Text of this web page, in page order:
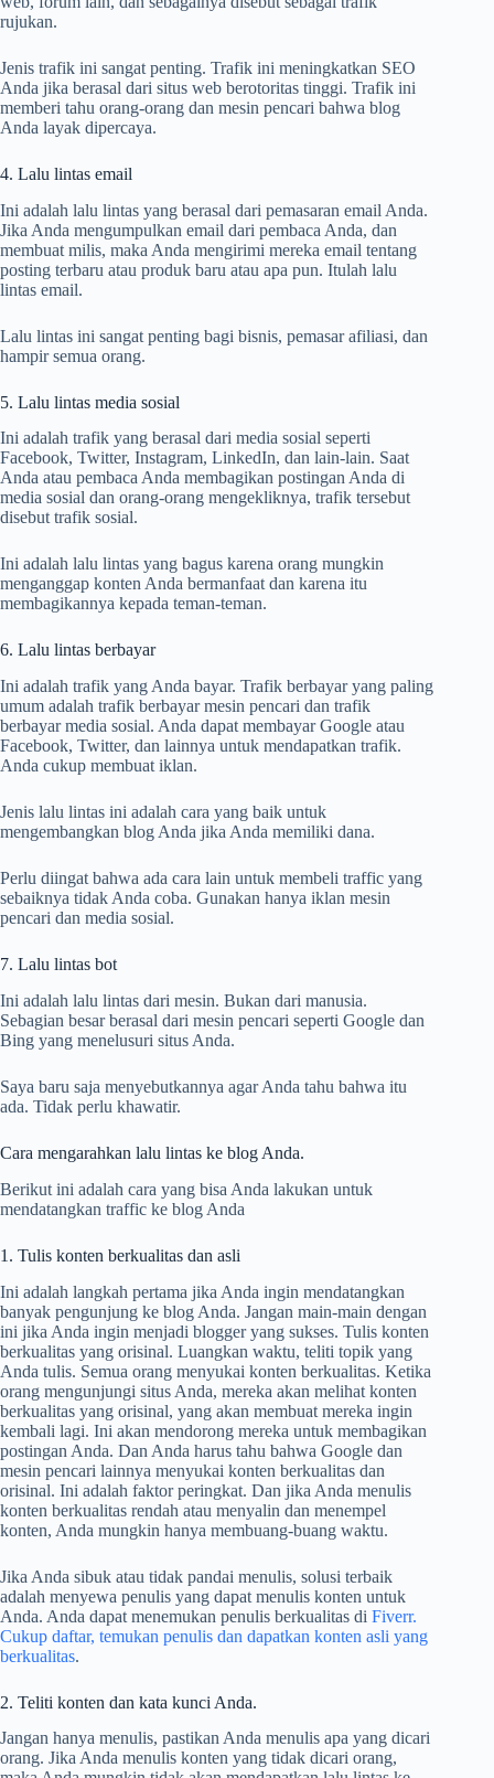
rujukan.
Jenis trafik ini sangat penting. Trafik ini meningkatkan SEO
Anda jika berasal dari situs web berotoritas tinggi. Trafik ini
memberi tahu orang-orang dan mesin pencari bahwa blog
Anda layak dipercaya.
4. Lalu lintas email
Ini adalah lalu lintas yang berasal dari pemasaran email Anda.
Jika Anda mengumpulkan email dari pembaca Anda, dan
membuat milis, maka Anda mengirimi mereka email tentang
posting terbaru atau produk baru atau apa pun. Itulah lalu
lintas email.
Lalu lintas ini sangat penting bagi bisnis, pemasar afiliasi, dan
hampir semua orang.
5. Lalu lintas media sosial
Ini adalah trafik yang berasal dari media sosial seperti
Facebook, Twitter, Instagram, LinkedIn, dan lain-lain. Saat
Anda atau pembaca Anda membagikan postingan Anda di
media sosial dan orang-orang mengekliknya, trafik tersebut
disebut trafik sosial.
Ini adalah lalu lintas yang bagus karena orang mungkin
menganggap konten Anda bermanfaat dan karena itu
membagikannya kepada teman-teman.
6. Lalu lintas berbayar
Ini adalah trafik yang Anda bayar. Trafik berbayar yang paling
umum adalah trafik berbayar mesin pencari dan trafik
berbayar media sosial. Anda dapat membayar Google atau
Facebook, Twitter, dan lainnya untuk mendapatkan trafik.
Anda cukup membuat iklan.
Jenis lalu lintas ini adalah cara yang baik untuk
mengembangkan blog Anda jika Anda memiliki dana.
Perlu diingat bahwa ada cara lain untuk membeli traffic yang
sebaiknya tidak Anda coba. Gunakan hanya iklan mesin
pencari dan media sosial.
7. Lalu lintas bot
Ini adalah lalu lintas dari mesin. Bukan dari manusia.
Sebagian besar berasal dari mesin pencari seperti Google dan
Bing yang menelusuri situs Anda.
Saya baru saja menyebutkannya agar Anda tahu bahwa itu
ada. Tidak perlu khawatir.
Cara mengarahkan lalu lintas ke blog Anda.
Berikut ini adalah cara yang bisa Anda lakukan untuk
mendatangkan traffic ke blog Anda
1. Tulis konten berkualitas dan asli
Ini adalah langkah pertama jika Anda ingin mendatangkan
banyak pengunjung ke blog Anda. Jangan main-main dengan
ini jika Anda ingin menjadi blogger yang sukses. Tulis konten
berkualitas yang orisinal. Luangkan waktu, teliti topik yang
Anda tulis. Semua orang menyukai konten berkualitas. Ketika
orang mengunjungi situs Anda, mereka akan melihat konten
berkualitas yang orisinal, yang akan membuat mereka ingin
kembali lagi. Ini akan mendorong mereka untuk membagikan
postingan Anda. Dan Anda harus tahu bahwa Google dan
mesin pencari lainnya menyukai konten berkualitas dan
orisinal. Ini adalah faktor peringkat. Dan jika Anda menulis
konten berkualitas rendah atau menyalin dan menempel
konten, Anda mungkin hanya membuang-buang waktu.
Jika Anda sibuk atau tidak pandai menulis, solusi terbaik
adalah menyewa penulis yang dapat menulis konten untuk
Anda. Anda dapat menemukan penulis berkualitas di Fiverr.
Cukup daftar, temukan penulis dan dapatkan konten asli yang
berkualitas.
2. Teliti konten dan kata kunci Anda.
Jangan hanya menulis, pastikan Anda menulis apa yang dicari
orang. Jika Anda menulis konten yang tidak dicari orang,